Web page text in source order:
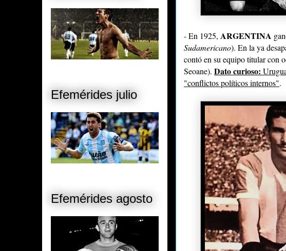
- En 1925, ARGENTINA
Sudamericano). En la ya
contó en su equipo titular con
Seoane). Dato curioso:
"conflictos políticos internos".
Efemérides julio
Efemérides agosto